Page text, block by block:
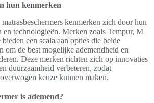
hun kenmerken
kenmerken zich door hun
en technologieën. Merken zoals Tempur, M
een scala aan opties die beide
om de best mogelijke ademendheid en
Deze merken richten zich op innovaties
duurzaamheid verbeteren, zodat
keuze kunnen maken.
is ademend?